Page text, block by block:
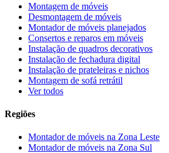
Montagem de móveis
Desmontagem de móveis
Montador de móveis planejados
Consertos e reparos em móveis
Instalação de quadros decorativos
Instalação de fechadura digital
Instalação de prateleiras e nichos
Montagem de sofá retrátil
Ver todos
Regiões
Montador de móveis na Zona Leste
Montador de móveis na Zona Sul